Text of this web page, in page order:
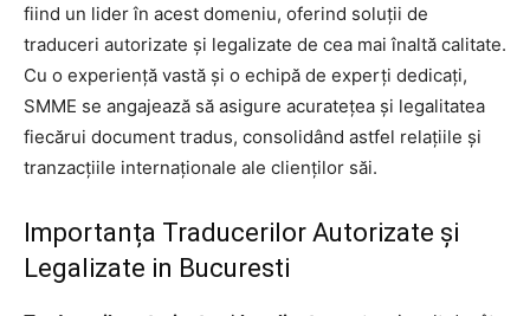
fiind un lider în acest domeniu, oferind soluții de
traduceri autorizate și legalizate de cea mai înaltă calitate.
Cu o experiență vastă și o echipă de experți dedicați,
SMME se angajează să asigure acuratețea și legalitatea
fiecărui document tradus, consolidând astfel relațiile și
tranzacțiile internaționale ale clienților săi.
Importanța Traducerilor Autorizate și
Legalizate in Bucuresti